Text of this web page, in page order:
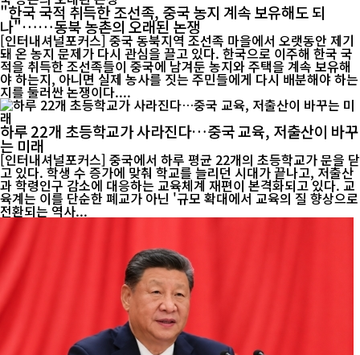
"한국 국적 취득한 조선족, 중국 농지 계속 보유해도 되
나"……동북 농촌의 오래된 논쟁
[인터내셔널포커스] 중국 동북지역 조선족 마을에서 오랫동안 제기
돼 온 농지 문제가 다시 관심을 끌고 있다. 한국으로 이주해 한국 국
적을 취득한 조선족들이 중국에 남겨둔 농지와 주택을 계속 보유해
야 하는지, 아니면 실제 농사를 짓는 주민들에게 다시 배분해야 하는
지를 둘러싼 논쟁이다....
하루 22개 초등학교가 사라진다…중국 교육, 저출산이 바꾸
는 미래
[인터내셔널포커스] 중국에서 하루 평균 22개의 초등학교가 문을 닫
고 있다. 학생 수 증가에 맞춰 학교를 늘리던 시대가 끝나고, 저출산
과 학령인구 감소에 대응하는 교육체계 재편이 본격화되고 있다. 교
육계는 이를 단순한 폐교가 아닌 '규모 확대에서 교육의 질 향상으로
전환되는 역사...